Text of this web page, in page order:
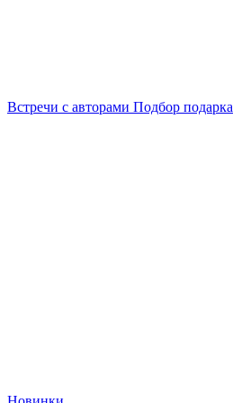
Встречи с авторами Подбор подарка